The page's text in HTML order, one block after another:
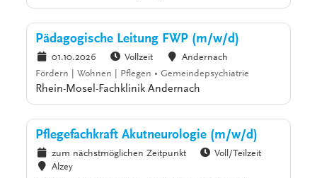
Pädagogische Leitung FWP (m/w/d)
01.10.2026 Vollzeit
Andernach
Fördern | Wohnen | Pflegen • Gemeindepsychiatrie
Rhein-Mosel-Fachklinik Andernach
Pflegefachkraft Akutneurologie (m/w/d)
zum nächstmöglichen Zeitpunkt
Voll/Teilzeit
Alzey